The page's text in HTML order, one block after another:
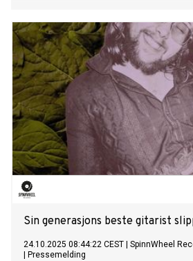
Sin generasjons beste gitarist
24.10.2025 08:44:22 CEST
SpinnWheel
Pressemelding